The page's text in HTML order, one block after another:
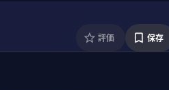
評価 保存